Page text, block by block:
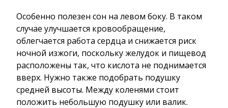
Особенно полезен сон на левом боку. В таком
случае улучшается кровообращение,
облегчается работа сердца и снижается риск
ночной изжоги, поскольку желудок и пищевод
расположены так, что кислота не поднимается
вверх. Нужно также подобрать подушку
средней высоты. Между коленями стоит
положить небольшую подушку или валик.